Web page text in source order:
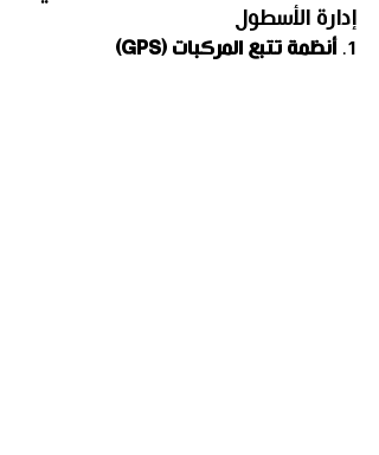
إدارة الأسطول
1. أنظمة تتبع المركبات (GPS)